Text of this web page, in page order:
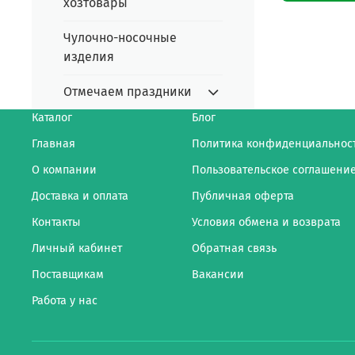
Чулочно-носочные
изделия
Отмечаем праздники
Каталог
Главная
О компании
Доставка и оплата
Контакты
Личный кабинет
Поставщикам
Работа у нас
Блог
Политика
Пользовательское
Публичная оферта
Условия обмена и возврата
Обратная связь
Вакансии